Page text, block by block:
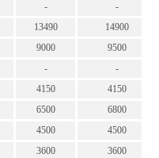
-
-
13490
14900
9000
9500
-
-
4150
4150
6500
6800
4500
4500
3600
3600